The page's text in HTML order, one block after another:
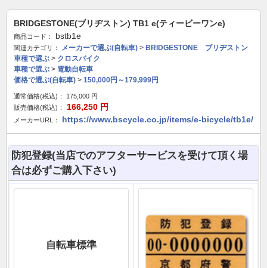
BRIDGESTONE(ブリヂストン) TB1 e(ティービーワンe)
商品コード： bstb1e
関連カテゴリ： メーカーで選ぶ(自転車) > BRIDGESTONE ブリヂストン
車種で選ぶ > クロスバイク
車種で選ぶ > 電動自転車
価格で選ぶ(自転車) > 150,000円～179,999円
通常価格(税込)： 175,000 円
販売価格(税込)：
166,250 円
メーカーURL： https://www.bscycle.co.jp/items/e-bicycle/tb1e/
防犯登録(当店でのアフターサービスを受けて頂く場
合は必ずご購入下さい)
自転車標準